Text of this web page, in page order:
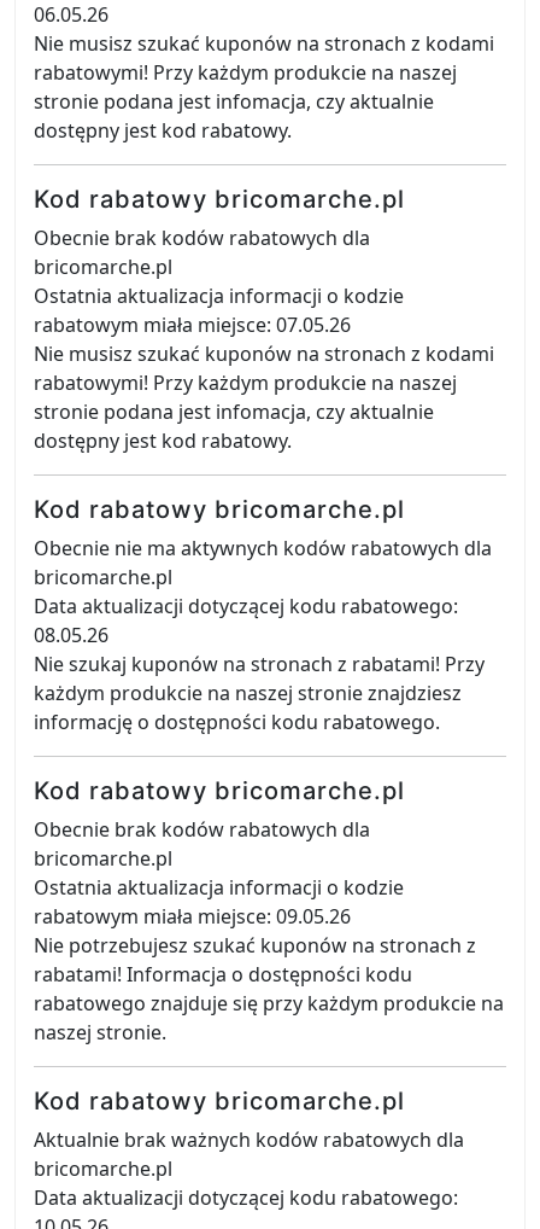
06.05.26
Nie musisz szukać kuponów na stronach z kodami
rabatowymi! Przy każdym produkcie na naszej
stronie podana jest infomacja, czy aktualnie
dostępny jest kod rabatowy.
Kod rabatowy bricomarche.pl
Obecnie brak kodów rabatowych dla
bricomarche.pl
Ostatnia aktualizacja informacji o kodzie
rabatowym miała miejsce: 07.05.26
Nie musisz szukać kuponów na stronach z kodami
rabatowymi! Przy każdym produkcie na naszej
stronie podana jest infomacja, czy aktualnie
dostępny jest kod rabatowy.
Kod rabatowy bricomarche.pl
Obecnie nie ma aktywnych kodów rabatowych dla
bricomarche.pl
Data aktualizacji dotyczącej kodu rabatowego:
08.05.26
Nie szukaj kuponów na stronach z rabatami! Przy
każdym produkcie na naszej stronie znajdziesz
informację o dostępności kodu rabatowego.
Kod rabatowy bricomarche.pl
Obecnie brak kodów rabatowych dla
bricomarche.pl
Ostatnia aktualizacja informacji o kodzie
rabatowym miała miejsce: 09.05.26
Nie potrzebujesz szukać kuponów na stronach z
rabatami! Informacja o dostępności kodu
rabatowego znajduje się przy każdym produkcie na
naszej stronie.
Kod rabatowy bricomarche.pl
Aktualnie brak ważnych kodów rabatowych dla
bricomarche.pl
Data aktualizacji dotyczącej kodu rabatowego: